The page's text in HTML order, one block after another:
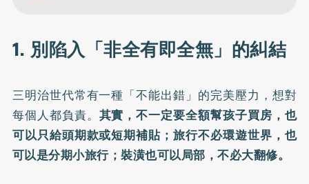
1. 別陷入「非全有即全無」的糾結
三明治世代常有一種「不能出錯」的完美壓力，想對
每個人都負責。 其實，不一定要全額幫孩子買房，也
可以只給頭期款或短期補貼；旅行不必環遊世界，也
可以是分期小旅行；裝潢也可以局部，不必大翻修。